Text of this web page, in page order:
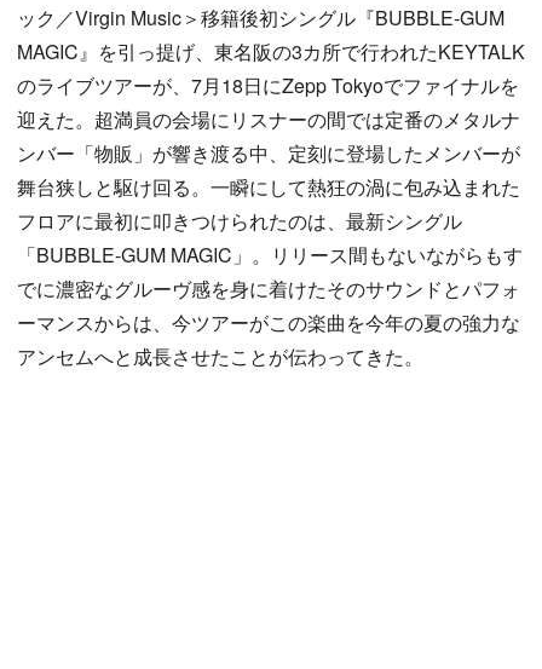
ック／Virgin Music＞移籍後初シングル『BUBBLE-GUM
MAGIC』を引っ提げ、東名阪の3カ所で行われたKEYTALK
のライブツアーが、7月18日にZepp Tokyoでファイナルを
迎えた。超満員の会場にリスナーの間では定番のメタルナ
ンバー「物販」が響き渡る中、定刻に登場したメンバーが
舞台狭しと駆け回る。一瞬にして熱狂の渦に包み込まれた
フロアに最初に叩きつけられたのは、最新シングル
「BUBBLE-GUM MAGIC」。リリース間もないながらもす
でに濃密なグルーヴ感を身に着けたそのサウンドとパフォ
ーマンスからは、今ツアーがこの楽曲を今年の夏の強力な
アンセムへと成長させたことが伝わってきた。